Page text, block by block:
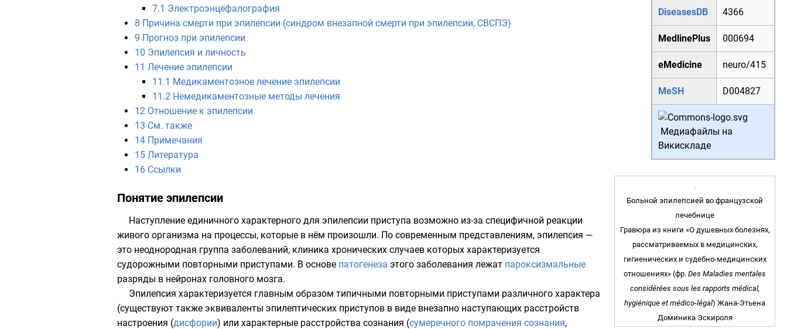
DiseasesDB 4366
MedlinePlus 000694
eMedicine neuro/415
MeSH D004827
Медиафайлы на
Викискладе
Больной эпилепсией во французской
лечебнице
Гравюра из книги «О душевных болезнях,
рассматриваемых в медицинских,
гигиенических и судебно-медицинских
отношениях» (фр. Des Maladies mentales
considérées sous les rapports médical,
hygiénique et médico-légal) Жанa-Этьена
Доминикa Эскироля
7.1 Электроэнцефалография
8 Причина смерти при эпилепсии (синдром внезапной смерти при эпилепсии, СВСПЭ)
9 Прогноз при эпилепсии
10 Эпилепсия и личность
11 Лечение эпилепсии
11.1 Медикаментозное лечение эпилепсии
11.2 Немедикаментозные методы лечения
12 Отношение к эпилепсии
13 См. также
14 Примечания
15 Литература
16 Ссылки
Понятие эпилепсии
Наступление единичного характерного для эпилепсии приступа возможно из-за специфичной реакции
живого организма на процессы, которые в нём произошли. По современным представлениям, эпилепсия —
это неоднородная группа заболеваний, клиника хронических случаев которых характеризуется
судорожными повторными приступами. В основе патогенеза этого заболевания лежат пароксизмальные
разряды в нейронах головного мозга.
Эпилепсия характеризуется главным образом типичными повторными приступами различного характера
(существуют также эквиваленты эпилептических приступов в виде внезапно наступающих расстройств
настроения (дисфории) или характерные расстройства сознания (сумеречного помрачения сознания,